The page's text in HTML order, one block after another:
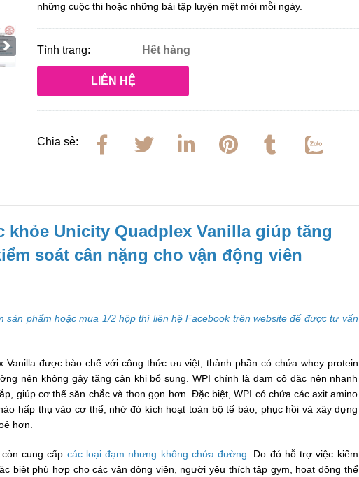
những cuộc thi hoặc những bài tập luyện mệt mỏi mỗi ngày.
Tình trạng: Hết hàng
LIÊN HỆ
Chia sẻ:
khỏe Unicity Quadplex Vanilla giúp tăng
soát cân nặng cho vận động viên
sản phẩm hoặc mua 1/2 hộp thì liên hệ Facebook trên website để được tư vấn
Vanilla được bào chế với công thức ưu việt, thành phần có chứa whey protein
nên không gây tăng cân khi bổ sung. WPI chính là đạm cô đặc nên nhanh
giúp cơ thể săn chắc và thon gọn hơn. Đặc biệt, WPI có chứa các axit amino
hấp thụ vào cơ thể, nhờ đó kích hoạt toàn bộ tế bào, phục hồi và xây dựng
hơn.
cung cấp các loại đạm nhưng không chứa đường . Do đó hỗ trợ việc kiểm
biệt phù hợp cho các vận động viên, người yêu thích tập gym, hoạt động thể